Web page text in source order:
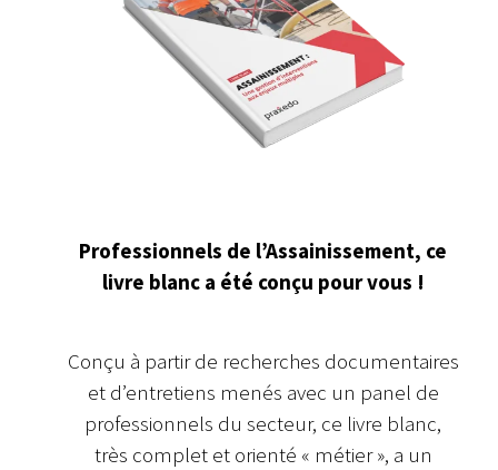
Professionnels de l’Assainissement, ce
livre blanc a été conçu pour vous !
Conçu à partir de recherches documentaires
et d’entretiens menés avec un panel de
professionnels du secteur, ce livre blanc,
très complet et orienté « métier », a un